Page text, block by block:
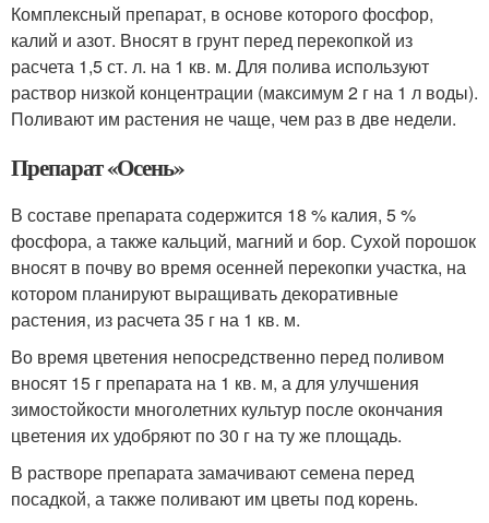
Комплексный препарат, в основе которого фосфор,
калий и азот. Вносят в грунт перед перекопкой из
расчета 1,5 ст. л. на 1 кв. м. Для полива используют
раствор низкой концентрации (максимум 2 г на 1 л воды).
Поливают им растения не чаще, чем раз в две недели.
Препарат «Осень»
В составе препарата содержится 18 % калия, 5 %
фосфора, а также кальций, магний и бор. Сухой порошок
вносят в почву во время осенней перекопки участка, на
котором планируют выращивать декоративные
растения, из расчета 35 г на 1 кв. м.
Во время цветения непосредственно перед поливом
вносят 15 г препарата на 1 кв. м, а для улучшения
зимостойкости многолетних культур после окончания
цветения их удобряют по 30 г на ту же площадь.
В растворе препарата замачивают семена перед
посадкой, а также поливают им цветы под корень.